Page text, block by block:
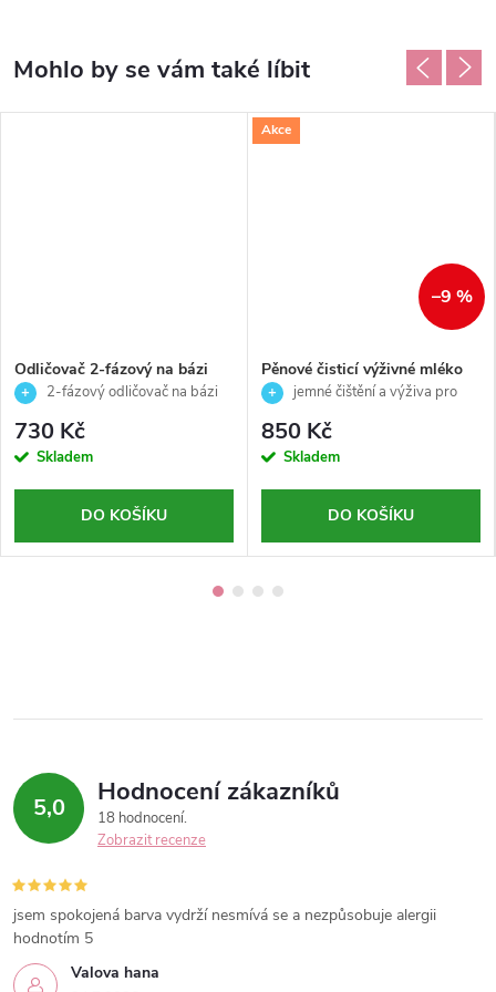
Odličovač 2-fázový na bázi
oleje pro jemné a účinné
2-fázový odličovač na bázi
pleti ✨
730 Kč
Skladem
DO KOŠÍKU
Akce
–9 %
Pěnové čisticí výživné mléko
pro normální až suchou pleť-
- 200 ml
jemné čištění a výživa pro
850 Kč
Skladem
DO KOŠÍKU
5,0 Hodnocení zákazníků
18 hodnocení
Zobrazit recenze
Valova hana
jsem spokojená barva vydrží nesmívá se a nezpůsobuje alergii
hodnotím 5